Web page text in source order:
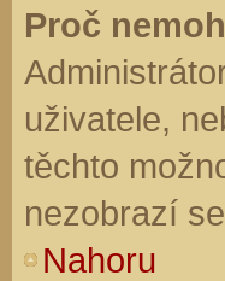
Proč
uživatele,
těchto
nezobrazí
Nahoru